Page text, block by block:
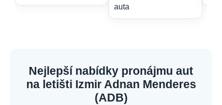
Nejlepší nabídky pronájmu aut
na letišti Izmir Adnan Menderes
(ADB)